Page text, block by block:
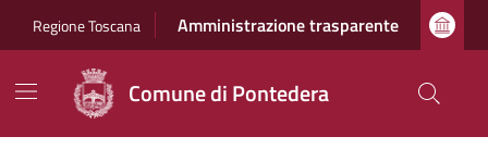
Regione Toscana Amministrazione trasparente
Comune di Pontedera